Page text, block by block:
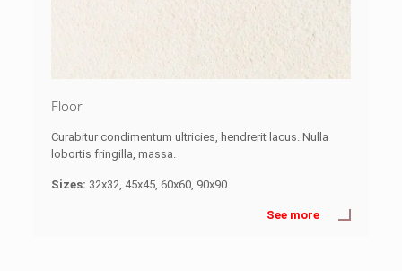
Floor
Curabitur condimentum ultricies, hendrerit lacus. Nulla
lobortis fringilla, massa.
Sizes: 32x32, 45x45, 60x60, 90x90
See more